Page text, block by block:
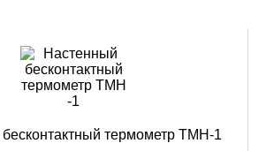
термометр ТМН-1